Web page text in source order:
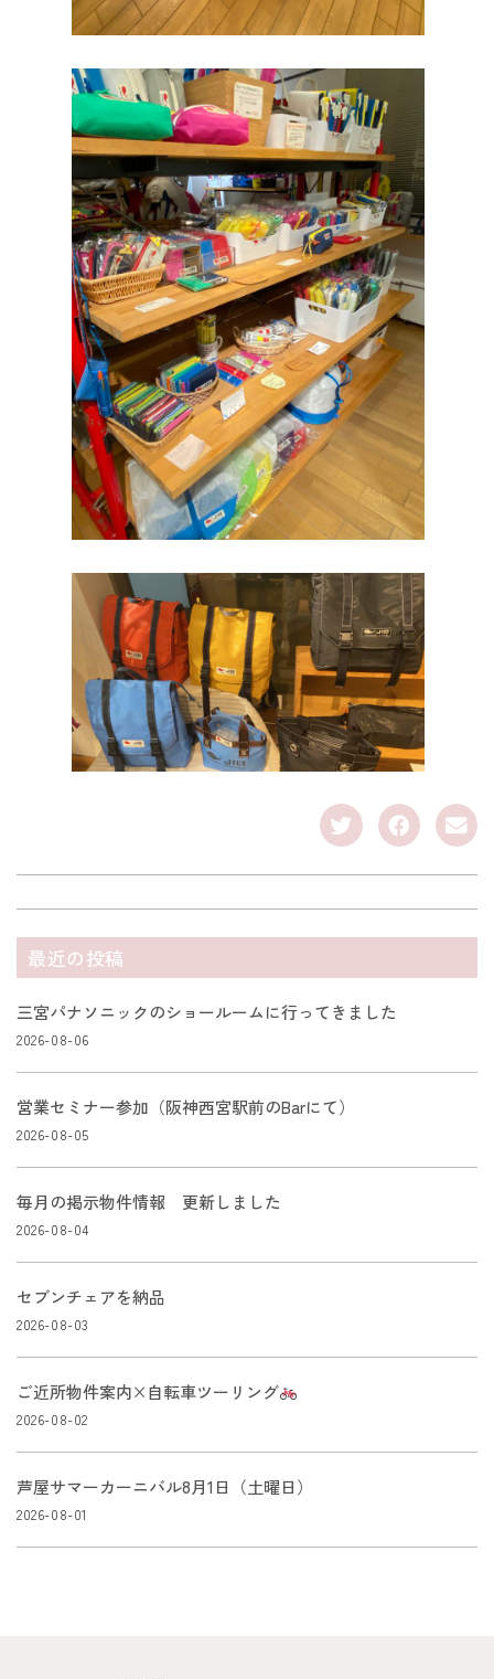
最近の投稿
三宮パナソニックのショールームに行ってきました
2026-08-06
営業セミナー参加（阪神西宮駅前のBarにて）
2026-08-05
毎月の掲示物件情報 更新しました
2026-08-04
セブンチェアを納品
2026-08-03
ご近所物件案内×自転車ツーリング
2026-08-02
芦屋サマーカーニバル8月1日（土曜日）
2026-08-01